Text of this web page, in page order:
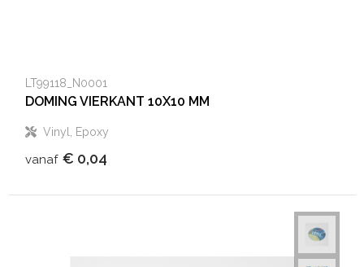
LT99118_N0001
DOMING VIERKANT 10X10 MM
Vinyl, Epoxy
vanaf € 0,04